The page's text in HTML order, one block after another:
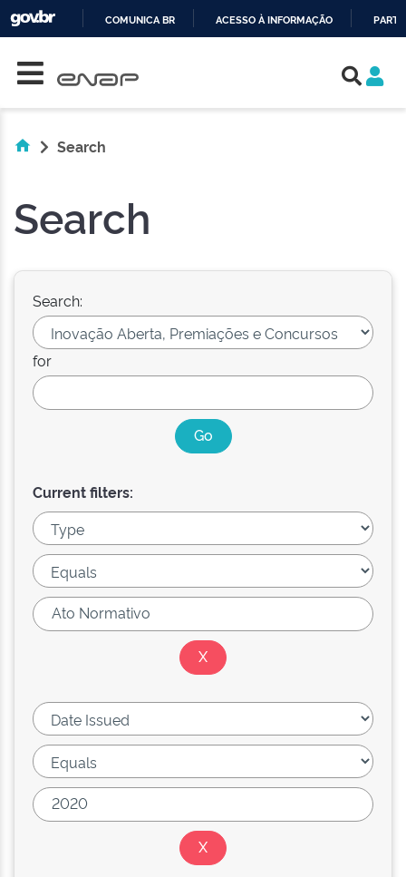
COMUNICA BR ACESSO À INFORMAÇÃO
Search
Search
Search:
for
Current filters: